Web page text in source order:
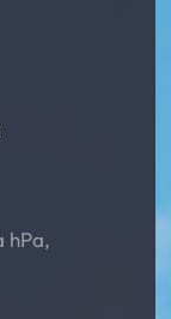
hPa,